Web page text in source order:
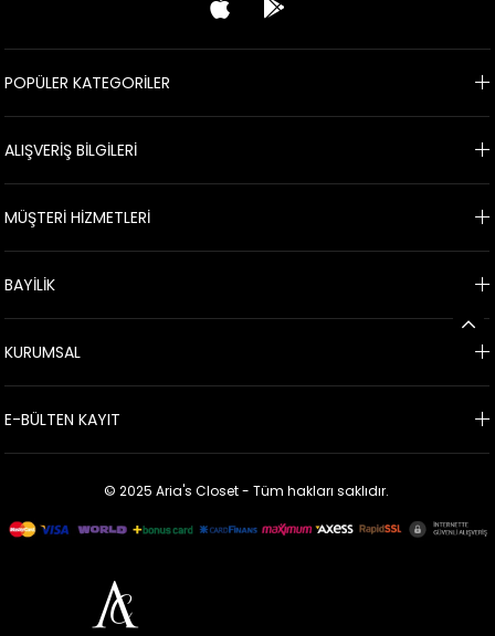
POPÜLER KATEGORİLER
ALIŞVERİŞ BİLGİLERİ
MÜŞTERİ HİZMETLERİ
BAYİLİK
KURUMSAL
E-BÜLTEN KAYIT
© 2025 Aria's Closet - Tüm hakları saklıdır.